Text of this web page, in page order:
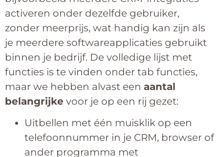
activeren onder dezelfde gebruiker,
zonder meerprijs, wat handig kan zijn als
je meerdere softwareapplicaties gebruikt
binnen je bedrijf. De volledige lijst met
functies is te vinden onder tab functies,
maar we hebben alvast een aantal
belangrijke voor je op een rij gezet:
Uitbellen met één muisklik op een
telefoonnummer in je CRM, browser of
ander programma met